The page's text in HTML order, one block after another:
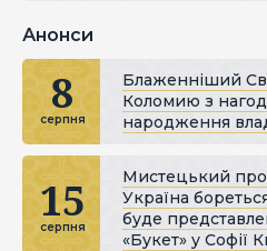
Анонси
8
серпня
Блаженніший
Коломию з
народження
15
серпня
Мистецький
Україна
буде
«Букет» у Софії